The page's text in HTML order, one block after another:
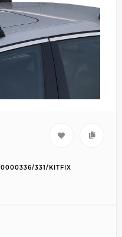
0000336/331/KITFIX